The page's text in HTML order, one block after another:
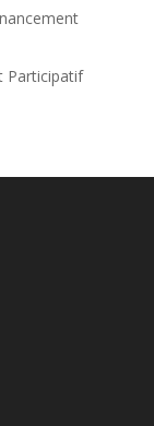
Participatif